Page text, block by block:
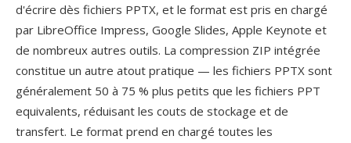
d'écrire dès fichiers PPTX, et le format est pris en chargé
par LibreOffice Impress, Google Slides, Apple Keynote et
de nombreux autres outils. La compression ZIP intégrée
constitue un autre atout pratique — les fichiers PPTX sont
généralement 50 à 75 % plus petits que les fichiers PPT
equivalents, réduisant les couts de stockage et de
transfert. Le format prend en chargé toutes les